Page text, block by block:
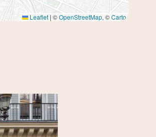
Leaflet | ©OpenStreetMap, ©Carto